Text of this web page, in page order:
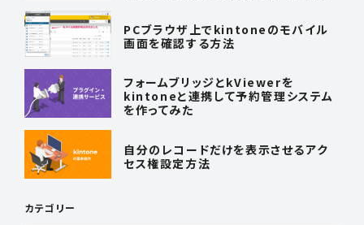
PCブラウザ上でkintoneのモバイル
画面を確認する方法
フォームブリッジとkViewerを
kintoneと連携して予約管理システム
を作ってみた
自分のレコードだけを表示させるアク
セス権設定方法
カテゴリー